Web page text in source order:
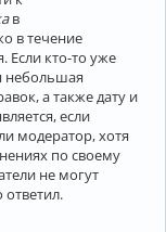
в
в течение
Если кто-то уже
небольшая
а также дату и
если
модератор, хотя
по своему
не могут